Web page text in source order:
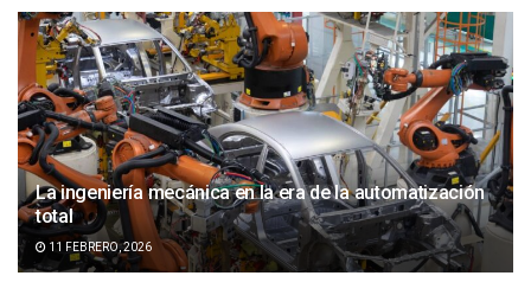
La ingeniería mecánica en la era de la automatización
total
11 FEBRERO, 2026